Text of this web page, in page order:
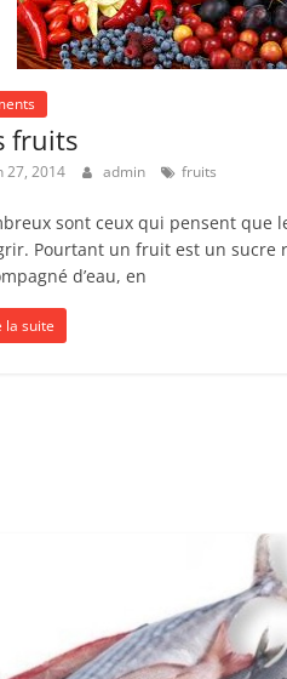
fruits
27, 2014 admin fruits
sont ceux qui pensent que
Pourtant un fruit est un sucre
d’eau, en
la suite